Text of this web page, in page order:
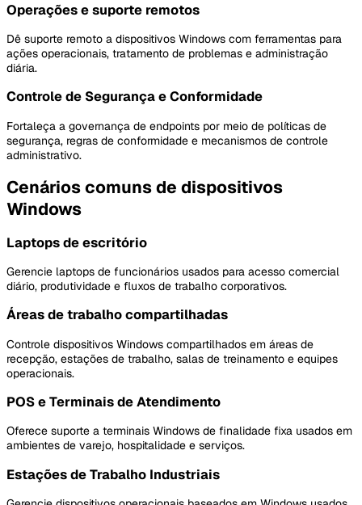
Operações e suporte remotos
Dê suporte remoto a dispositivos Windows com ferramentas para
ações operacionais, tratamento de problemas e administração
diária.
Controle de Segurança e Conformidade
Fortaleça a governança de endpoints por meio de políticas de
segurança, regras de conformidade e mecanismos de controle
administrativo.
Cenários comuns de dispositivos
Windows
Laptops de escritório
Gerencie laptops de funcionários usados para acesso comercial
diário, produtividade e fluxos de trabalho corporativos.
Áreas de trabalho compartilhadas
Controle dispositivos Windows compartilhados em áreas de
recepção, estações de trabalho, salas de treinamento e equipes
operacionais.
POS e Terminais de Atendimento
Oferece suporte a terminais Windows de finalidade fixa usados em
ambientes de varejo, hospitalidade e serviços.
Estações de Trabalho Industriais